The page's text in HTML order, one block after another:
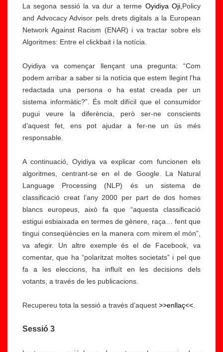
La segona sessió la va dur a terme Oyidiya Oji, Policy
and Advocacy Advisor pels drets digitals a la European
Network Against Racism (ENAR) i va tractar sobre els
Algoritmes: Entre el clickbait i la notícia.
Oyidiya va començar llençant una pregunta: “Com
podem arribar a saber si la notícia que estem llegint l’ha
redactada una persona o ha estat creada per un
sistema informàtic?”. És molt difícil que el consumidor
pugui veure la diferència, però ser-ne conscients
d’aquest fet, ens pot ajudar a fer-ne un ús més
responsable.
A continuació, Oyidiya va explicar com funcionen els
algoritmes, centrant-se en el de Google. La Natural
Language Processing (NLP) és un sistema de
classificació creat l’any 2000 per part de dos homes
blancs europeus, això fa que “aquesta classificació
estigui esbiaixada en termes de gènere, raça… fent que
tingui conseqüències en la manera com mirem el món”,
va afegir. Un altre exemple és el de Facebook, va
comentar, que ha “polaritzat moltes societats” i pel que
fa a les eleccions, ha influït en les decisions dels
votants, a través de les publicacions.
Recupereu tota la sessió a través d’aquest >>enllaç<<.
Sessió 3